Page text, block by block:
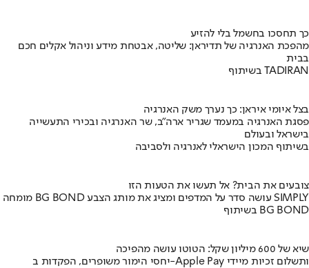
כך תחסכו בחשמל בלי להזיע
מהפכת האנרגיה של תדיראן: שליטה, אבטחת מידע וניהול אקלים חכם
בבית
בשיתוף TADIRAN
בצל איומי איראן: כך נערך משק האנרגיה
פסגת האנרגיה במעמד שגריר ארה"ב, שר האנרגיה ובכירי התעשייה
בישראל ובעולם
בשיתוף המכון הישראלי לאנרגיה ולסביבה
צובעים את הבית? אל תעשו את הטעות הזו
מומחה BG BOND עושה סדר על המדפים ומציג את מותג הצבע SIMPLY
בשיתוף BG BOND
שיא של 600 מיליון שקל: הטוטו עושה מהפיכה
יחסי הימור משופרים, הפקדות ב-Apple Pay ותשלום זכיות מיידי